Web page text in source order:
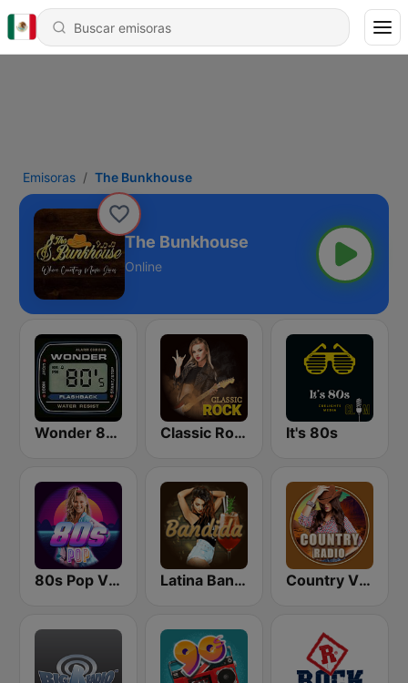
Emisoras The Bunkhouse
The Bunkhouse
Online
Wonder 80's Classic Rock Station It's 80s
80s Pop Vibes Latina Bandida! Country Vibes